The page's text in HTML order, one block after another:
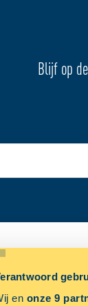
en onze 9
Blijf op